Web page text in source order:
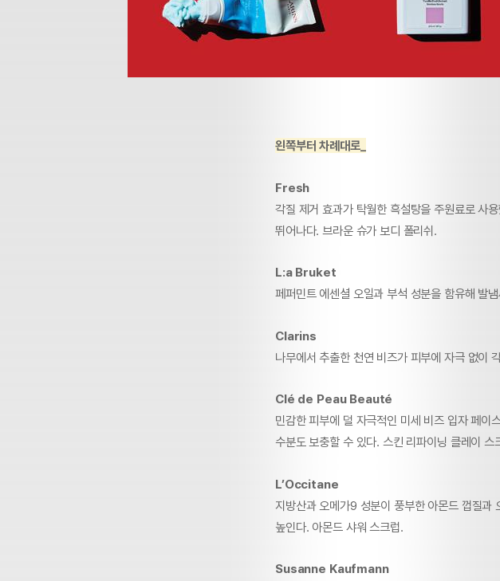
왼쪽부터 차례대로_
Fresh
각질 제거 효과가 탁월한 흑설탕을 주원료로 사
뛰어나다. 브라운 슈가 보디 폴리쉬.
L:a Bruket
페퍼민트 에센셜 오일과 부석 성분을 함유해 발
Clarins
나무에서 추출한 천연 비즈가 피부에 자극 없이
Clé de Peau Beauté
민감한 피부에 덜 자극적인 미세 비즈 입자 페이
수분도 보충할 수 있다. 스킨 리파이닝 클레이 스
L’Occitane
지방산과 오메가9 성분이 풍부한 아몬드 껍질과
높인다. 아몬드 샤워 스크럽.
Susanne Kaufmann